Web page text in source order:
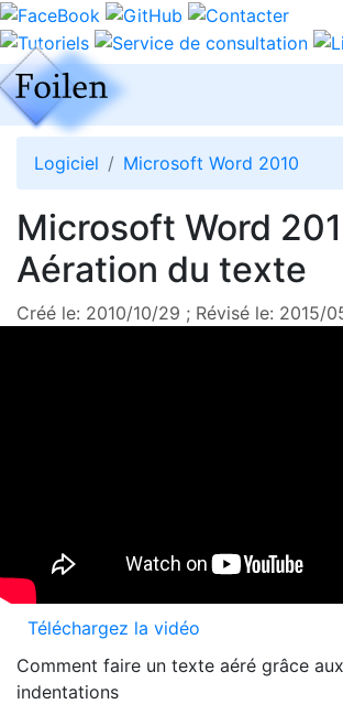
Logiciel Microsoft Word 2010
Microsoft Word
Aération du texte
Créé le: 2010/10/29 ; Révisé le: 2015/
Téléchargez la vidéo
Comment faire un texte aéré grâce
indentations